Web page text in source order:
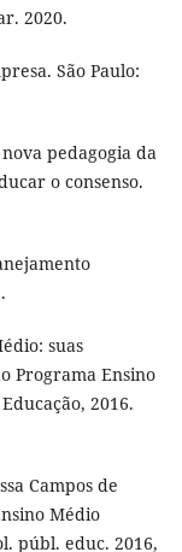
2020.
São Paulo:
pedagogia da
o consenso.
suas
Programa Ensino
2016.
Campos de
Médio
públ. educ. 2016,